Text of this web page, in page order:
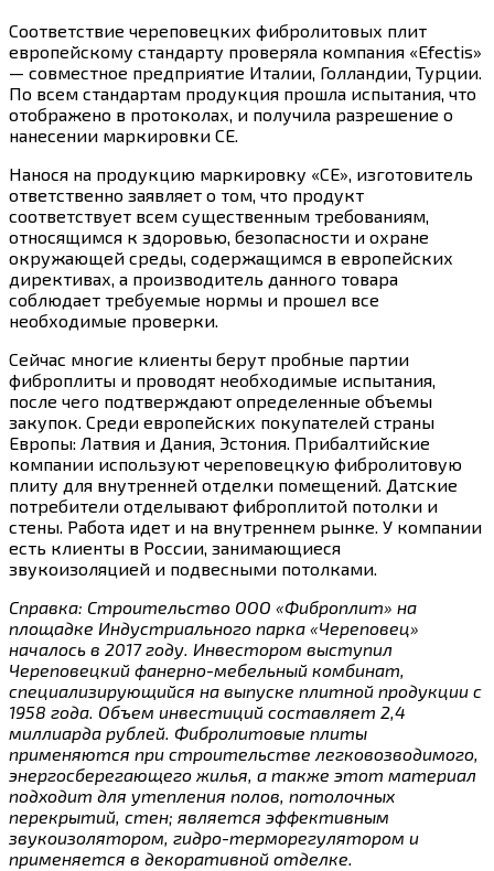
Соответствие череповецких фибролитовых плит
европейскому стандарту проверяла компания «Efectis»
— совместное предприятие Италии, Голландии, Турции.
По всем стандартам продукция прошла испытания, что
отображено в протоколах, и получила разрешение о
нанесении маркировки СЕ.
Нанося на продукцию маркировку «СЕ», изготовитель
ответственно заявляет о том, что продукт
соответствует всем существенным требованиям,
относящимся к здоровью, безопасности и охране
окружающей среды, содержащимся в европейских
директивах, а производитель данного товара
соблюдает требуемые нормы и прошел все
необходимые проверки.
Сейчас многие клиенты берут пробные партии
фиброплиты и проводят необходимые испытания,
после чего подтверждают определенные объемы
закупок. Среди европейских покупателей страны
Европы: Латвия и Дания, Эстония. Прибалтийские
компании используют череповецкую фибролитовую
плиту для внутренней отделки помещений. Датские
потребители отделывают фиброплитой потолки и
стены. Работа идет и на внутреннем рынке. У компании
есть клиенты в России, занимающиеся
звукоизоляцией и подвесными потолками.
Справка: Строительство ООО «Фиброплит» на
площадке Индустриального парка «Череповец»
началось в 2017 году. Инвестором выступил
Череповецкий фанерно-мебельный комбинат,
специализирующийся на выпуске плитной продукции с
1958 года. Объем инвестиций составляет 2,4
миллиарда рублей. Фибролитовые плиты
применяются при строительстве легковозводимого,
энергосберегающего жилья, а также этот материал
подходит для утепления полов, потолочных
перекрытий, стен; является эффективным
звукоизолятором, гидро-терморегулятором и
применяется в декоративной отделке.